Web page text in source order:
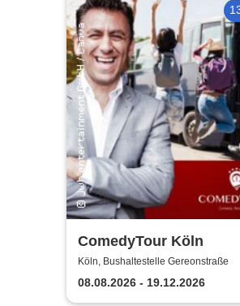
ComedyTour Köln
Köln, Bushaltestelle Gereonstraße
08.08.2026 - 19.12.2026